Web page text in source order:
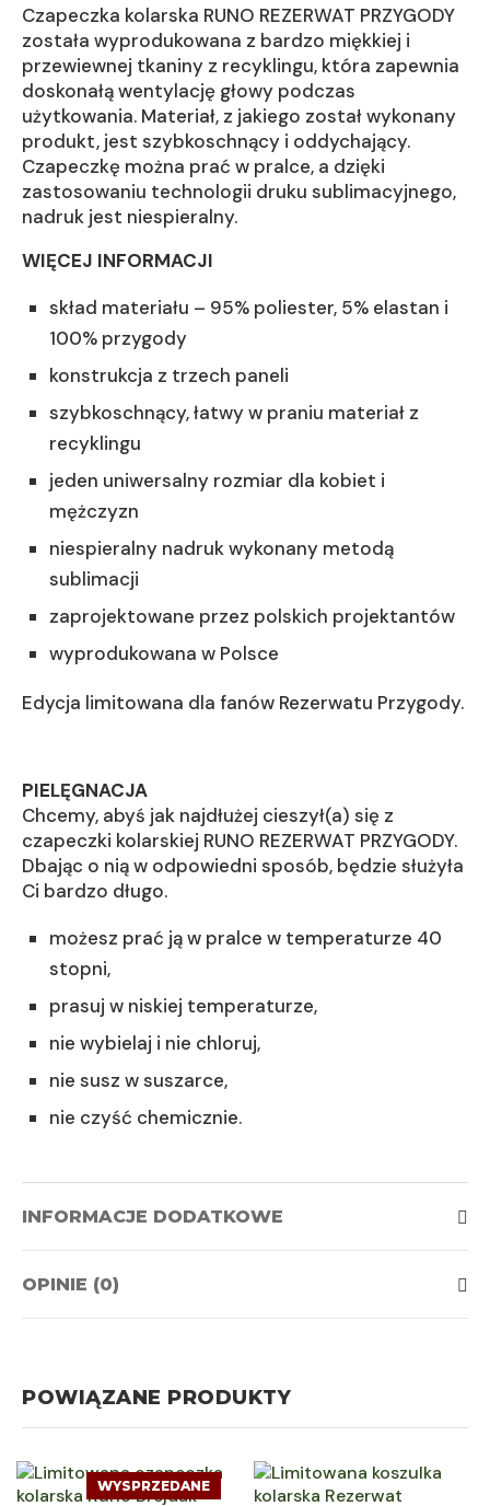
Czapeczka kolarska RUNO REZERWAT PRZYGODY
została wyprodukowana z bardzo miękkiej i
przewiewnej tkaniny z recyklingu, która zapewnia
doskonałą wentylację głowy podczas
użytkowania. Materiał, z jakiego został wykonany
produkt, jest szybkoschnący i oddychający.
Czapeczkę można prać w pralce, a dzięki
zastosowaniu technologii druku sublimacyjnego,
nadruk jest niespieralny.
WIĘCEJ INFORMACJI
skład materiału – 95% poliester, 5% elastan i
100% przygody
konstrukcja z trzech paneli
szybkoschnący, łatwy w praniu materiał z
recyklingu
jeden uniwersalny rozmiar dla kobiet i
mężczyzn
niespieralny nadruk wykonany metodą
sublimacji
zaprojektowane przez polskich projektantów
wyprodukowana w Polsce
Edycja limitowana dla fanów Rezerwatu Przygody.
PIELĘGNACJA
Chcemy, abyś jak najdłużej cieszył(a) się z
czapeczki kolarskiej RUNO REZERWAT PRZYGODY.
Dbając o nią w odpowiedni sposób, będzie służyła
Ci bardzo długo.
możesz prać ją w pralce w temperaturze 40
stopni,
prasuj w niskiej temperaturze,
nie wybielaj i nie chloruj,
nie susz w suszarce,
nie czyść chemicznie.
INFORMACJE DODATKOWE
OPINIE (0)
POWIĄZANE PRODUKTY
WYSPRZEDANE